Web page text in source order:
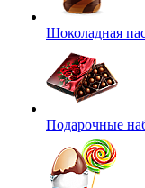
Шоколадная
Подарочные